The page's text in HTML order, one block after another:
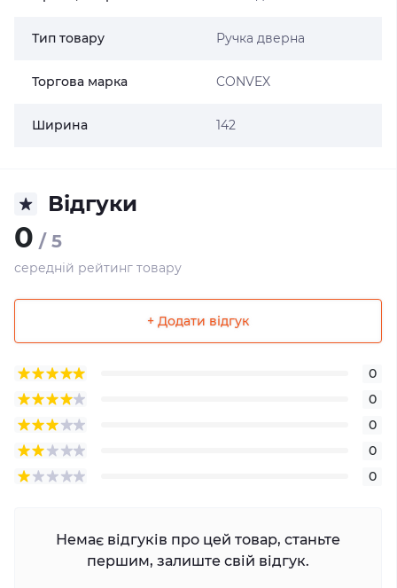
Тип товару Ручка дверна
Торгова марка CONVEX
Ширина 142
Відгуки
0 / 5
середній рейтинг товару
+ Додати відгук
0
0
0
0
0
Немає відгуків про цей товар, станьте
першим, залиште свій відгук.